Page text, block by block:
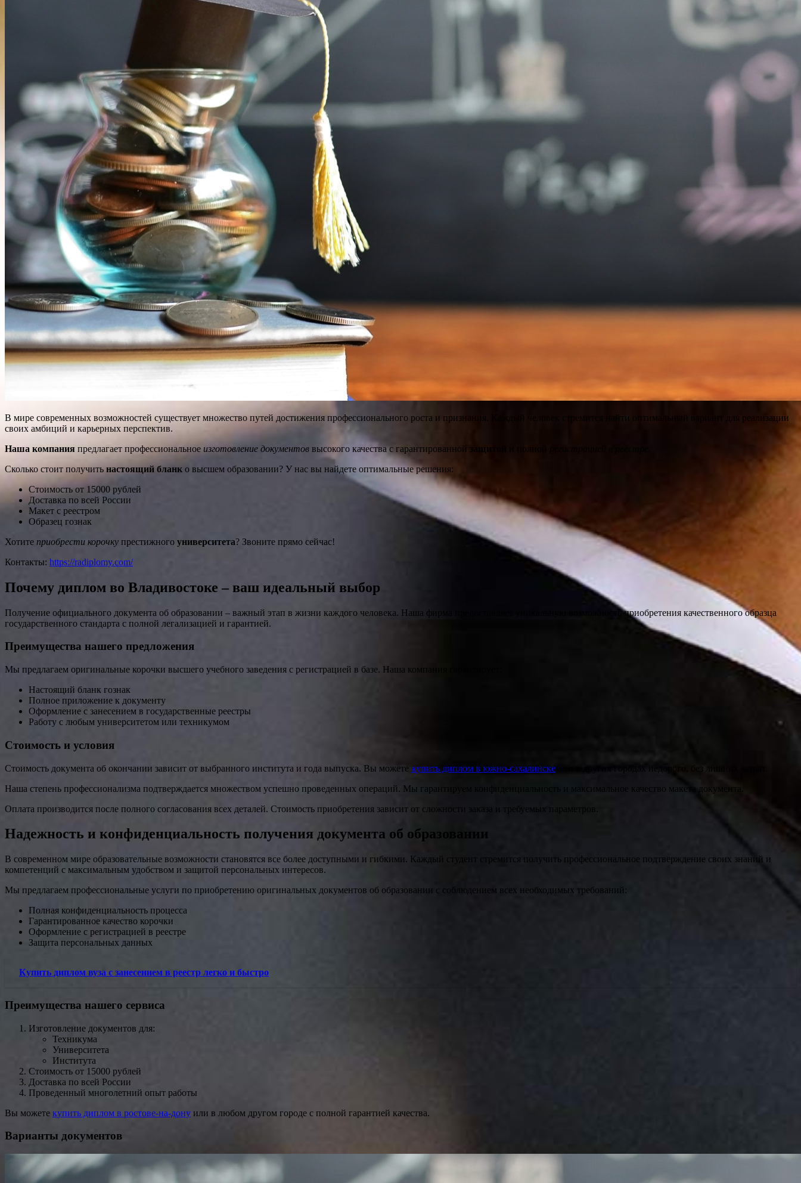
В мире современных возможностей существует множество путей достижения профессионального роста и признания. Каждый человек стремится найти оптимальный вариант для реализации
своих амбиций и карьерных перспектив.
Наша компания предлагает профессиональное изготовление документов высокого качества с гарантированной защитой и полной
Сколько стоит получить настоящий бланк о высшем образовании? У нас вы найдете оптимальные решения:
Стоимость от 15000 рублей
Доставка по всей России
Макет с реестром
Образец гознак
Хотите приобрести корочку престижного университета? Звоните прямо сейчас!
Контакты: https://radiplomy.com/
Почему диплом во Владивостоке – ваш идеальный выбор
Получение официального документа об образовании – важный этап в жизни каждого человека. Наша фирма предоставляет уникальную возможность приобретения качественного образца
государственного стандарта с полной легализацией и гарантией.
Преимущества нашего предложения
Мы предлагаем оригинальные корочки высшего учебного заведения с регистрацией в базе. Наша компания гарантирует:
Настоящий бланк гознак
Полное приложение к документу
Оформление с занесением в государственные реестры
Работу с любым университетом или техникумом
Стоимость и условия
Стоимость документа об окончании зависит от выбранного института и года выпуска. Вы можете купить диплом в южно-сахалинске или в других городах недорого, без лишних затрат.
Наша степень профессионализма подтверждается множеством успешно проведенных операций. Мы гарантируем конфиденциальность и максимальное качество макета документа.
Оплата производится после полного согласования всех деталей. Стоимость приобретения зависит от сложности заказа и требуемых параметров.
Надежность и конфиденциальность получения документа об образовании
В современном мире образовательные возможности становятся все более доступными и гибкими. Каждый студент стремится получить профессиональное подтверждение своих знаний и
компетенций с максимальным удобством и защитой персональных интересов.
Мы предлагаем профессиональные услуги по приобретению оригинальных документов об образовании с соблюдением всех необходимых требований:
Полная конфиденциальность процесса
Гарантированное качество корочки
Оформление с регистрацией в реестре
Защита персональных данных
Купить диплом вуза с занесением в реестр легко и быстро
Преимущества нашего сервиса
Изготовление документов для:
Техникума
Университета
Института
Стоимость от 15000 рублей
Доставка по всей России
Проведенный многолетний опыт работы
Вы можете купить диплом в ростове-на-дону или в любом другом городе с полной гарантией качества.
Варианты документов